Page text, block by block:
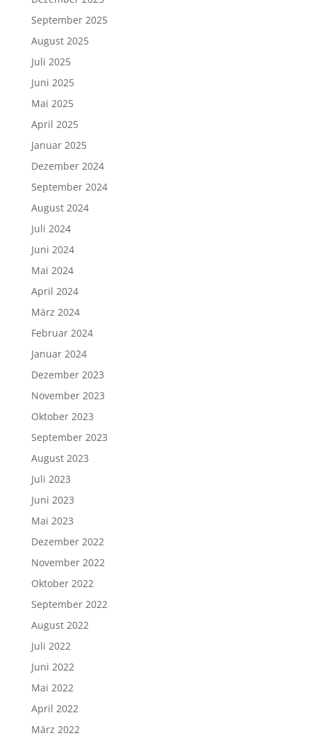
September 2025
August 2025
Juli 2025
Juni 2025
Mai 2025
April 2025
Januar 2025
Dezember 2024
September 2024
August 2024
Juli 2024
Juni 2024
Mai 2024
April 2024
März 2024
Februar 2024
Januar 2024
Dezember 2023
November 2023
Oktober 2023
September 2023
August 2023
Juli 2023
Juni 2023
Mai 2023
Dezember 2022
November 2022
Oktober 2022
September 2022
August 2022
Juli 2022
Juni 2022
Mai 2022
April 2022
März 2022